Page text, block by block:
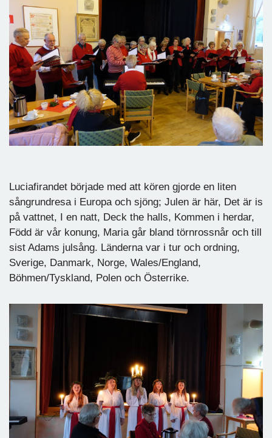
Luciafirandet började med att kören gjorde en liten
sångrundresa i Europa och sjöng; Julen är här, Det är is
på vattnet, I en natt, Deck the halls, Kommen i herdar,
Född är vår konung, Maria går bland törnrossnår och till
sist Adams julsång. Länderna var i tur och ordning,
Sverige, Danmark, Norge, Wales/England,
Böhmen/Tyskland, Polen och Österrike.